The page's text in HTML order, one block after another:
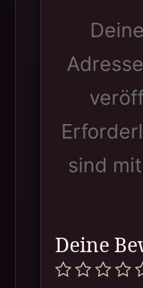
sind mit
Deine